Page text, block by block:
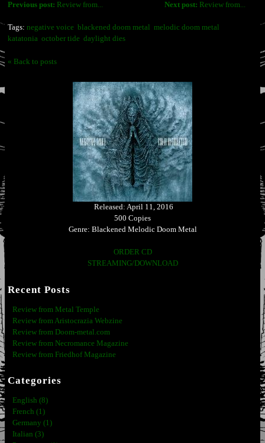
Next post: Review from...
Previous post: Review from...
Tags: negative voice blackened doom metal melodic doom metal
katatonia october tide daylight dies
« Back to posts
Released: April 11, 2016
500 Copies
Genre: Blackened Melodic Doom Metal
ORDER CD
STREAMING/DOWNLOAD
Recent Posts
Review from Metal Temple
Review from Aristocrazia Webzine
Review from Doom-metal.com
Review from Necromance Magazine
Review from Friedhof Magazine
Categories
English (8)
French (1)
Germany (1)
Italian (3)